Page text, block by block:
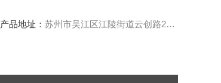
产品地址： 苏州市吴江区江陵街道云创路233号